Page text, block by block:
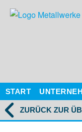
START
ZURÜCK ZUR